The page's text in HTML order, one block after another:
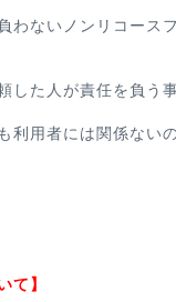
わないノンリコース
した人が責任を負う
用者には関係ない
て】